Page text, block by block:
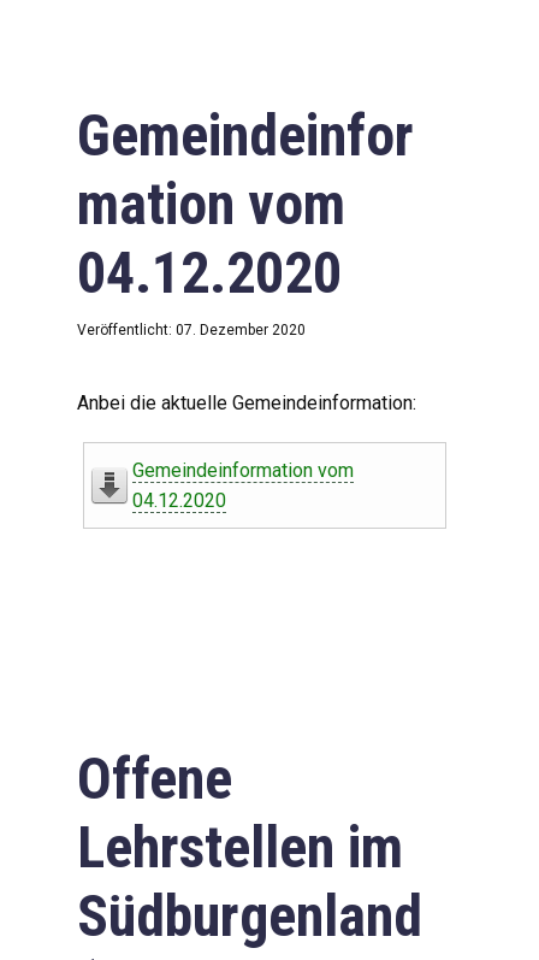
Gemeindeinfor
mation vom
04.12.2020
Veröffentlicht: 07. Dezember 2020
Anbei die aktuelle Gemeindeinformation:
Gemeindeinformation vom
04.12.2020
Offene
Lehrstellen im
Südburgenland